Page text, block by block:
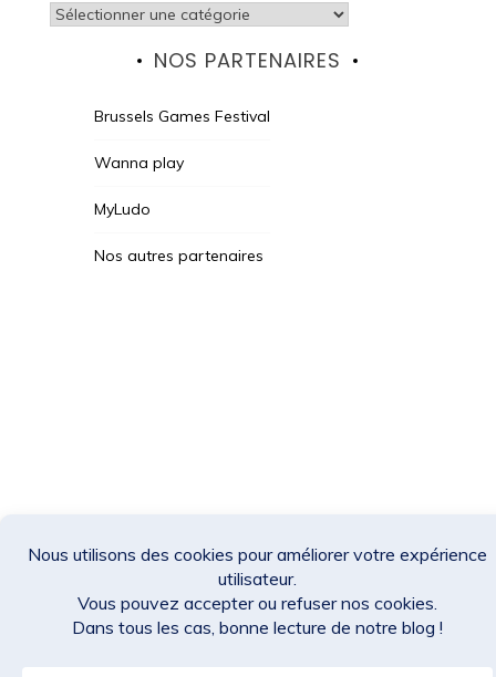
Catégories
NOS PARTENAIRES
Brussels Games Festival
Wanna play
MyLudo
Nos autres partenaires